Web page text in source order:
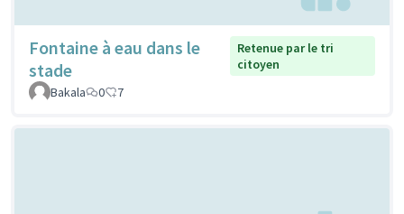
Fontaine à eau dans le
stade
Retenue par le tri
citoyen
Bakala
0 7